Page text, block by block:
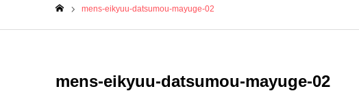
mens-eikyuu-datsumou-mayuge-02
mens-eikyuu-datsumou-mayuge-02